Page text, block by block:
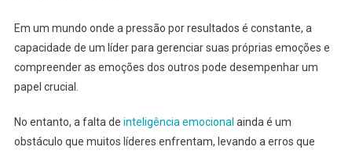
Em um mundo onde a pressão por resultados é constante, a
capacidade de um líder para gerenciar suas próprias emoções e
compreender as emoções dos outros pode desempenhar um
papel crucial.
No entanto, a falta de inteligência emocional ainda é um
obstáculo que muitos líderes enfrentam, levando a erros que